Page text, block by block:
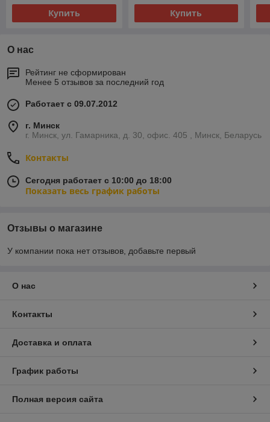
Купить Купить
О нас
Рейтинг не сформирован
Менее 5 отзывов за последний год
Работает с 09.07.2012
г. Минск
г. Минск, ул. Гамарника, д. 30, офис. 405 , Минск, Беларусь
Контакты
Сегодня работает с 10:00 до 18:00
Показать весь график работы
Отзывы о магазине
У компании пока нет отзывов, добавьте первый
О нас
Контакты
Доставка и оплата
График работы
Полная версия сайта